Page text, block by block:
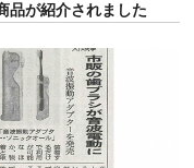
が紹介されました